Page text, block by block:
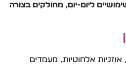
ליום-יום, מחולקים בצורה
אלחוטיות, מעמדים